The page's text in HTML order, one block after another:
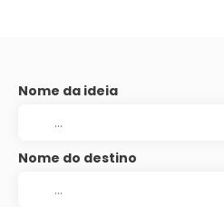
Nome da ideia
Nome do destino